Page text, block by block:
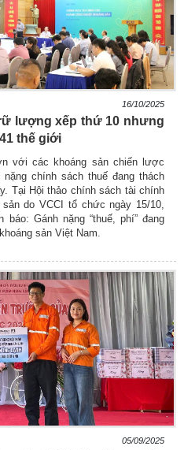
16/10/2025
lượng xếp thứ 10 nhưng
thế giới
với các khoáng sản chiến lược
chính sách thuế đang thách
Tại Hội thảo chính sách tài chính
do VCCI tổ chức ngày 15/10,
Gánh nặng “thuế, phí” đang
sản Việt Nam.
05/09/2025